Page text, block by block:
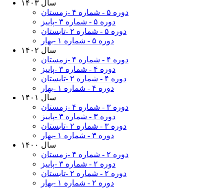
سال ۱۴۰۳
دوره ۵ - شماره ۴ -زمستان
دوره ۵ - شماره ۳ -پاییز
دوره ۵ - شماره ۲ -تابستان
دوره ۵ - شماره ۱ -بهار
سال ۱۴۰۲
دوره ۴ - شماره ۴ -زمستان
دوره ۴ - شماره ۳ -پاییز
دوره ۴ - شماره ۲ -تابستان
دوره ۴ - شماره ۱ -بهار
سال ۱۴۰۱
دوره ۳ - شماره ۴ -زمستان
دوره ۳ - شماره ۳ -پاییز
دوره ۳ - شماره ۲ -تابستان
دوره ۳ - شماره ۱ -بهار
سال ۱۴۰۰
دوره ۲ - شماره ۴ -زمستان
دوره ۲ - شماره ۳ -پاییز
دوره ۲ - شماره ۲ -تابستان
دوره ۲ - شماره ۱ -بهار